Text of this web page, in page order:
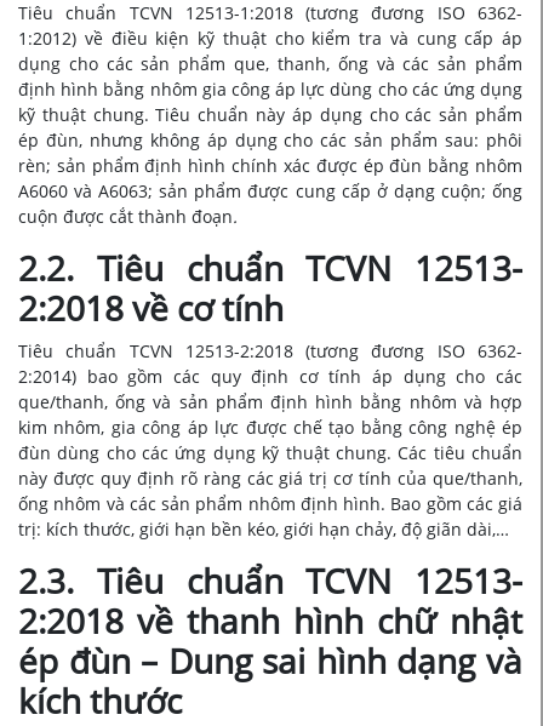
Tiêu chuẩn TCVN 12513-1:2018 (tương đương ISO 6362-
1:2012) về điều kiện kỹ thuật cho kiểm tra và cung cấp áp
dụng cho các sản phẩm que, thanh, ống và các sản phẩm
định hình bằng nhôm gia công áp lực dùng cho các ứng dụng
kỹ thuật chung. Tiêu chuẩn này áp dụng cho các sản phẩm
ép đùn, nhưng không áp dụng cho các sản phẩm sau: phôi
rèn; sản phẩm định hình chính xác được ép đùn bằng nhôm
A6060 và A6063; sản phẩm được cung cấp ở dạng cuộn; ống
cuộn được cắt thành đoạn.
2.2. Tiêu chuẩn TCVN 12513-
2:2018 về cơ tính
Tiêu chuẩn TCVN 12513-2:2018(tương đương ISO 6362-
2:2014) bao gồm các quy định cơ tính áp dụng cho các
que/thanh, ống và sản phẩm định hình bằng nhôm và hợp
kim nhôm, gia công áp lực được chế tạo bằng công nghệ ép
đùn dùng cho các ứng dụng kỹ thuật chung. Các tiêu chuẩn
này được quy định rõ ràng các giá trị cơ tính của que/thanh,
ống nhôm và các sản phẩm nhôm định hình. Bao gồm các giá
trị: kích thước, giới hạn bền kéo, giới hạn chảy, độ giãn dài,…
2.3. Tiêu chuẩn TCVN 12513-
2:2018 về thanh hình chữ nhật
ép đùn – Dung sai hình dạng và
kích thước